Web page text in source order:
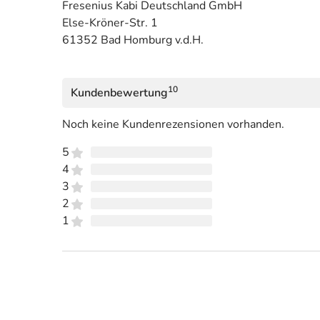
Fresenius Kabi Deutschland GmbH
Else-Kröner-Str. 1
61352 Bad Homburg v.d.H.
Kundenbewertung10
Noch keine Kundenrezensionen vorhanden.
5
4
3
2
1